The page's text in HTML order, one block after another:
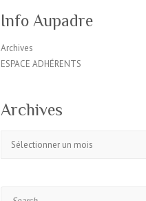
Info Aupadre
Archives
ESPACE ADHÉRENTS
Archives